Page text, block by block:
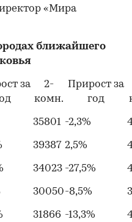
«Мира
ближайшего
за
2-
комн.
Прирост за
год
35801 -2,3%
39387 2,5%
34023 -27,5%
30050-8,5%
31866 -13,3%